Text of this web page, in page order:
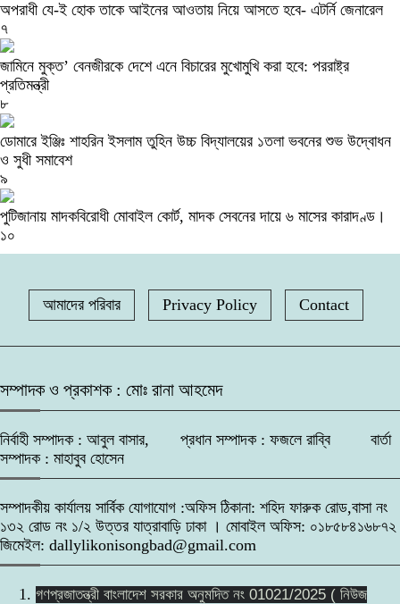
অপরাধী যে-ই হোক তাকে আইনের আওতায় নিয়ে আসতে হবে- এটর্নি জেনারেল
৭
জামিনে মুক্ত’ বেনজীরকে দেশে এনে বিচারের মুখোমুখি করা হবে: পররাষ্ট্র
প্রতিমন্ত্রী
৮
ডোমারে ইঞ্জিঃ শাহরিন ইসলাম তুহিন উচ্চ বিদ্যালয়ের ১তলা ভবনের শুভ উদ্বোধন
ও সুধী সমাবেশ
৯
পুটিজানায় মাদকবিরোধী মোবাইল কোর্ট, মাদক সেবনের দায়ে ৬ মাসের কারাদণ্ড।
১০
আমাদের পরিবার Privacy Policy Contact
সম্পাদক ও প্রকাশক : মোঃ রানা আহমেদ
নির্বাহী সম্পাদক : আবুল বাসার, প্রধান সম্পাদক : ফজলে রাব্বি বার্তা
সম্পাদক : মাহাবুব হোসেন
সম্পাদকীয় কার্যালয় সার্বিক যোগাযোগ :অফিস ঠিকানা: শহিদ ফারুক রোড,বাসা নং
১৩২ রোড নং ১/২ উত্তর যাত্রাবাড়ি ঢাকা । মোবাইল অফিস: ০১৮৫৮৪১৬৮৭২
জিমেইল: dallylikonisongbad@gmail.com
গণপ্রজাতন্ত্রী বাংলাদেশ সরকার অনুমদিত নং 01021/2025 ( নিউজ